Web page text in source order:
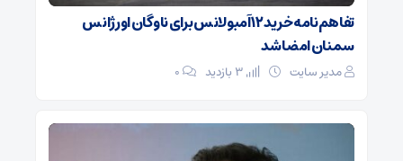
تفاهم‌نامه خرید ۱۲ آمبولانس برای ناوگان اورژانس
سمنان امضا شد
مدیر سایت ۰